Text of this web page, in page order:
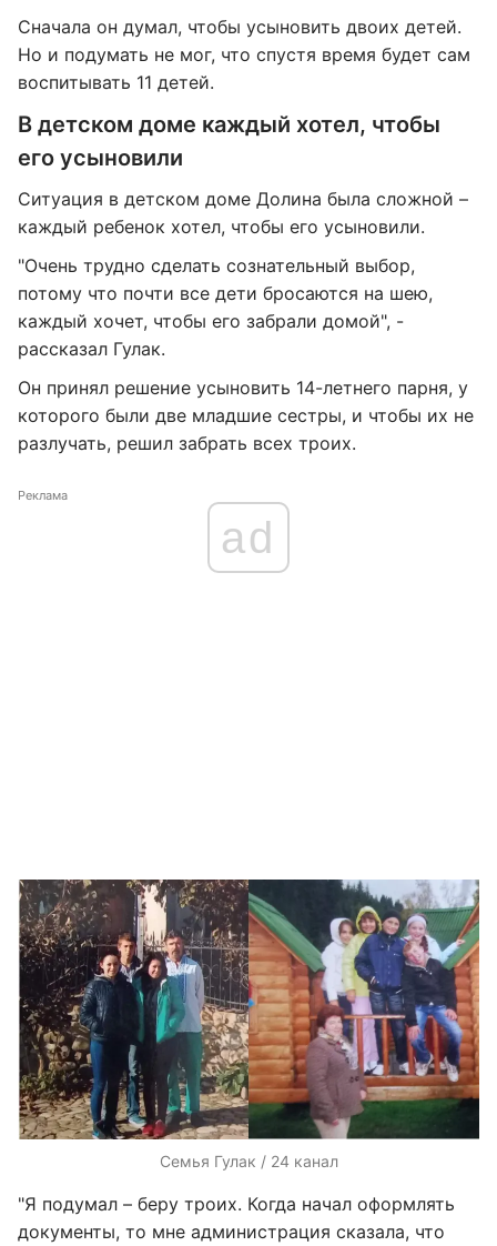
Сначала он думал, чтобы усыновить двоих детей.
Но и подумать не мог, что спустя время будет сам
воспитывать 11 детей.
В детском доме каждый хотел, чтобы
его усыновили
Ситуация в детском доме Долина была сложной –
каждый ребенок хотел, чтобы его усыновили.
"Очень трудно сделать сознательный выбор,
потому что почти все дети бросаются на шею,
каждый хочет, чтобы его забрали домой", -
рассказал Гулак.
Он принял решение усыновить 14-летнего парня, у
которого были две младшие сестры, и чтобы их не
разлучать, решил забрать всех троих.
Реклама
ad
Семья Гулак / 24 канал
"Я подумал – беру троих. Когда начал оформлять
документы, то мне администрация сказала, что